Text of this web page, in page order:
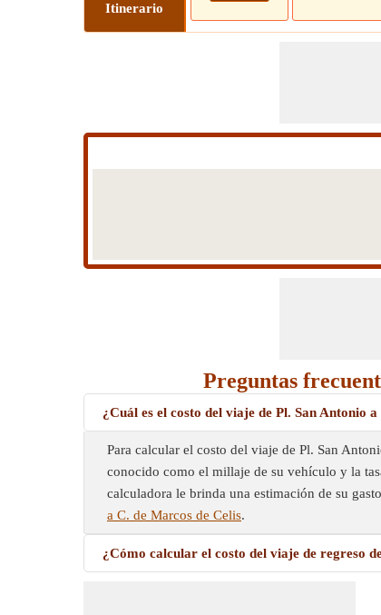
Itinerario
Preguntas
¿Cuál es el costo del viaje de Pl. San Antonio
Para calcular el costo del viaje de Pl. San
conocido como el millaje de su vehículo y la
calculadora le brinda una estimación de su
a C. de Marcos de Celis.
¿Cómo calcular el costo del viaje de regreso